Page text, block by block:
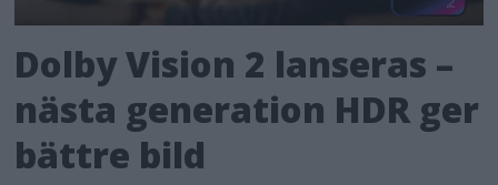
at schools, photo studios, theme
parks, cruise ships, malls, etc. will now
have the ability to update their
cameras with ease and utilize this tool
for quick and precise, more
Dolby Vision 2 lanseras –
nästa generation HDR ger
bättre bild